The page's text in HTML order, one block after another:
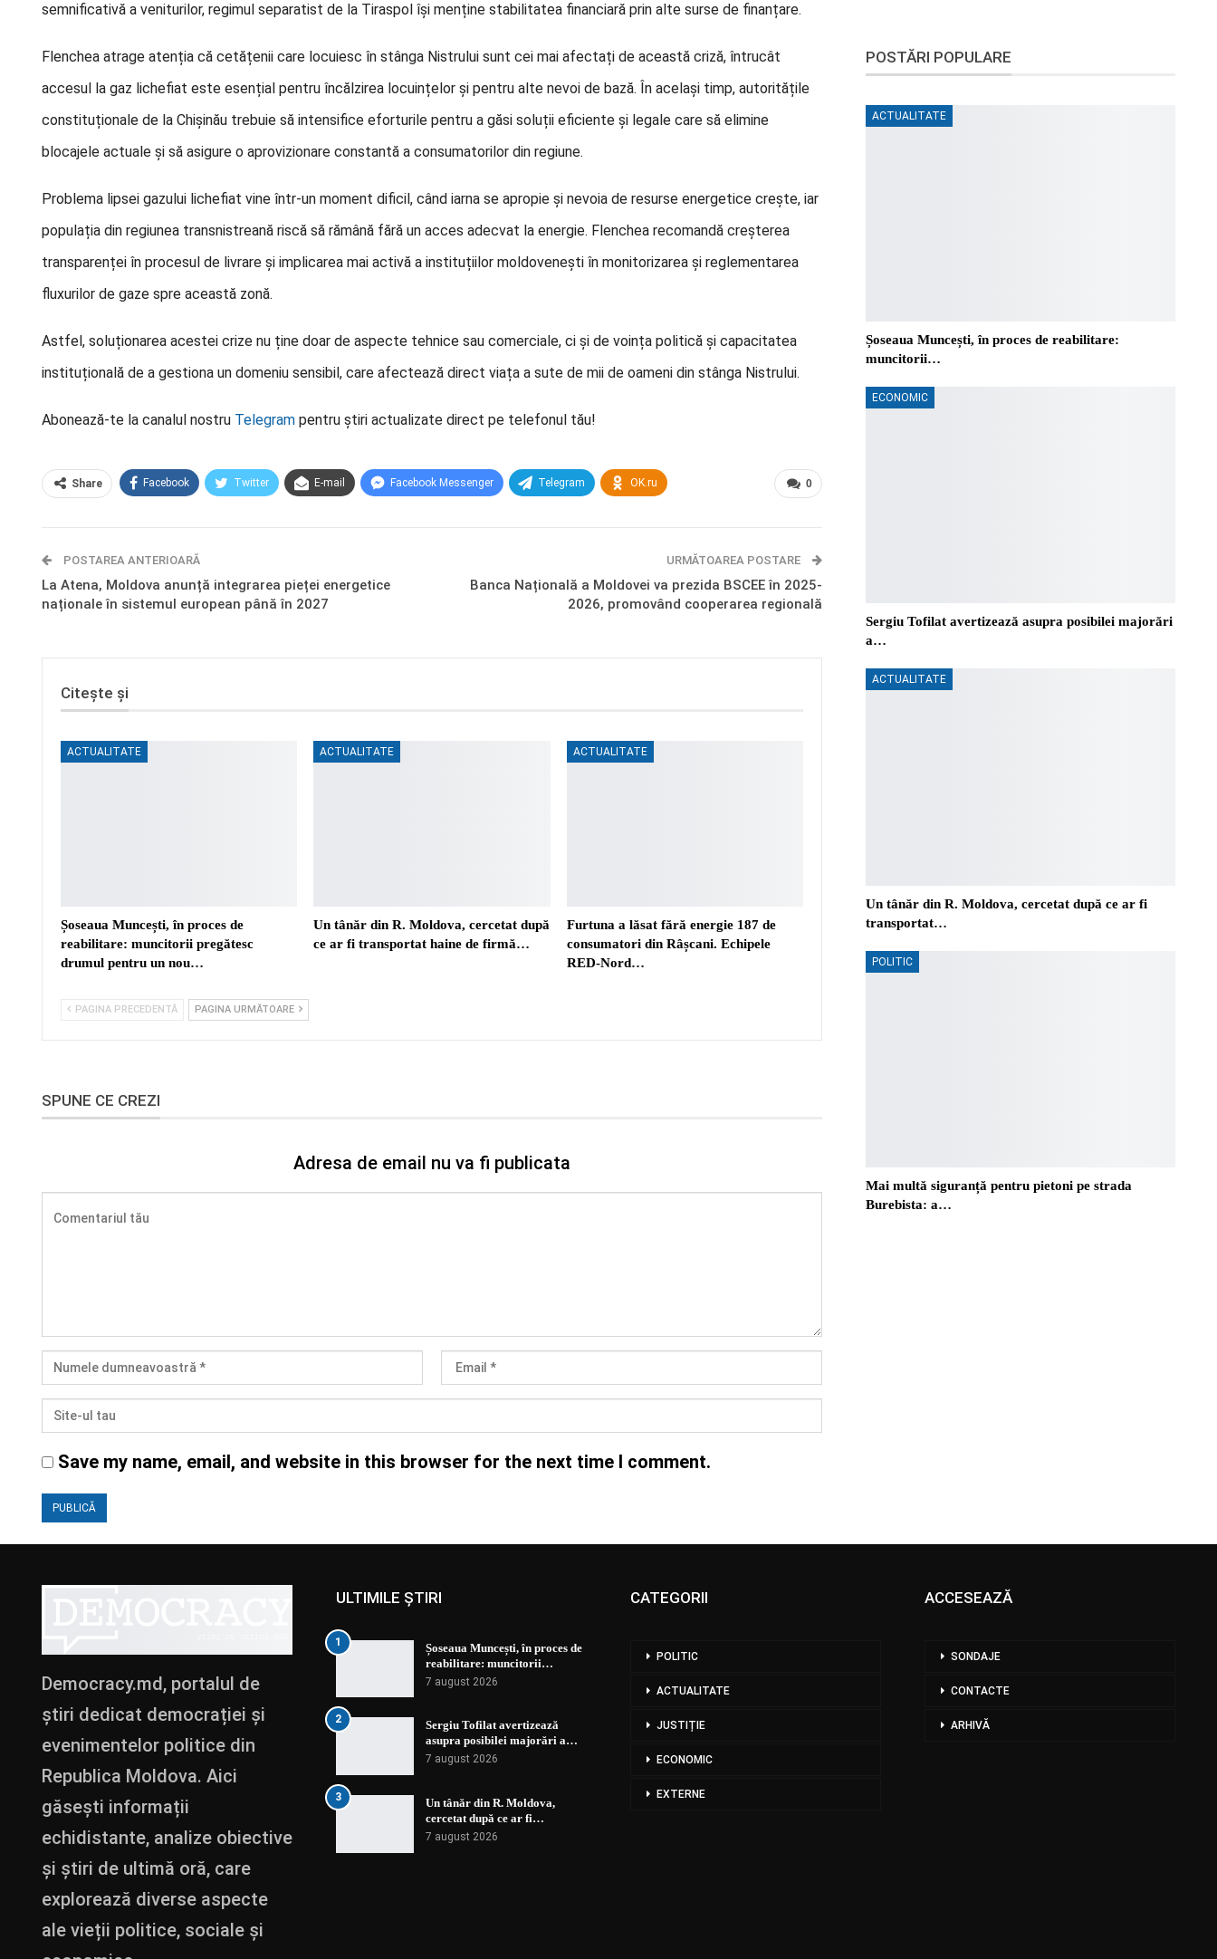
semnificativă a veniturilor, regimul separatist de la Tiraspol își menține stabilitatea financiară prin alte surse de finanțare.
Flenchea atrage atenția că cetățenii care locuiesc în stânga Nistrului sunt cei mai afectați de această criză, întrucât
accesul la gaz lichefiat este esențial pentru încălzirea locuințelor și pentru alte nevoi de bază. În același timp, autoritățile
constituționale de la Chișinău trebuie să intensifice eforturile pentru a găsi soluții eficiente și legale care să elimine
blocajele actuale și să asigure o aprovizionare constantă a consumatorilor din regiune.
Problema lipsei gazului lichefiat vine într-un moment dificil, când iarna se apropie și nevoia de resurse energetice crește, iar
populația din regiunea transnistreană riscă să rămână fără un acces adecvat la energie. Flenchea recomandă creșterea
transparenței în procesul de livrare și implicarea mai activă a instituțiilor moldovenești în monitorizarea și reglementarea
fluxurilor de gaze spre această zonă.
Astfel, soluționarea acestei crize nu ține doar de aspecte tehnice sau comerciale, ci și de voința politică și capacitatea
instituțională de a gestiona un domeniu sensibil, care afectează direct viața a sute de mii de oameni din stânga Nistrului.
Abonează-te la canalul nostru Telegram pentru știri actualizate direct pe telefonul tău!
0
Share Facebook Twitter E-mail Facebook Messenger Telegram OK.ru
POSTAREA ANTERIOARĂ
La Atena, Moldova anunță integrarea pieței energetice
naționale în sistemul european până în 2027
URMĂTOAREA POSTARE
Banca Națională a Moldovei va prezida BSCEE în 2025-
2026, promovând cooperarea regională
Citește și
ACTUALITATE
Șoseaua Muncești, în proces de
reabilitare: muncitorii pregătesc
drumul pentru un nou…
ACTUALITATE
Un tânăr din R. Moldova, cercetat după
ce ar fi transportat haine de firmă…
ACTUALITATE
Furtuna a lăsat fără energie 187 de
consumatori din Râșcani. Echipele
RED-Nord…
PAGINA PRECEDENTĂ PAGINA URMĂTOARE
SPUNE CE CREZI
Adresa de email nu va fi publicata
Save my name, email, and website in this browser for the next time I comment.
POSTĂRI POPULARE
ACTUALITATE
Șoseaua Muncești, în proces de reabilitare:
muncitorii…
ECONOMIC
Sergiu Tofilat avertizează asupra posibilei majorări
a…
ACTUALITATE
Un tânăr din R. Moldova, cercetat după ce ar fi
transportat…
POLITIC
Mai multă siguranță pentru pietoni pe strada
Burebista: a…
Democracy.md, portalul de
știri dedicat democrației și
evenimentelor politice din
Republica Moldova. Aici
găsești informații
echidistante, analize obiective
și știri de ultimă oră, care
explorează diverse aspecte
ale vieții politice, sociale și
ULTIMILE ȘTIRI
1
Șoseaua Muncești, în proces de
reabilitare: muncitorii…
7 august 2026
2
Sergiu Tofilat avertizează
asupra posibilei majorări a…
7 august 2026
3
Un tânăr din R. Moldova,
cercetat după ce ar fi…
7 august 2026
CATEGORII
POLITIC
ACTUALITATE
JUSTIȚIE
ECONOMIC
EXTERNE
ACCESEAZĂ
SONDAJE
CONTACTE
ARHIVĂ